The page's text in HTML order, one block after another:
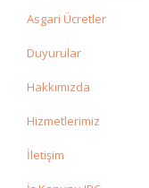
Asgari Ücretler
Duyurular
Hakkımızda
Hizmetlerimiz
İletişim